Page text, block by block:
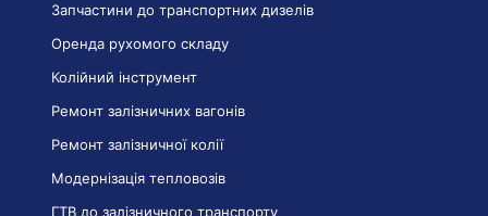
Запчастини до транспортних дизелів
Оренда рухомого складу
Колійний інструмент
Ремонт залізничних вагонів
Ремонт залізничної колії
Модернізація тепловозів
ГТВ до залізничного транспорту